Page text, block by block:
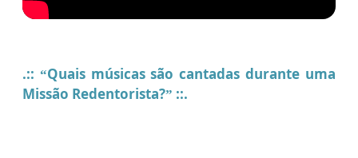
.:: “Quais músicas são cantadas durante uma
Missão Redentorista?” ::.